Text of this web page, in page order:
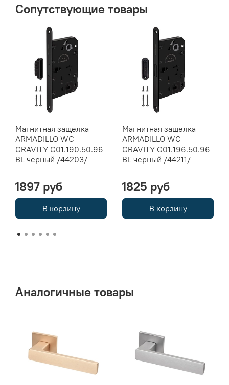
Сопутствующие товары
Магнитная защелка
ARMADILLO WC
GRAVITY G01.190.50.96
BL черный /44203/
1897 руб
В корзину
Магнитная защелка
ARMADILLO WC
GRAVITY G01.196.50.96
BL черный /44211/
1825 руб
В корзину
Аналогичные товары